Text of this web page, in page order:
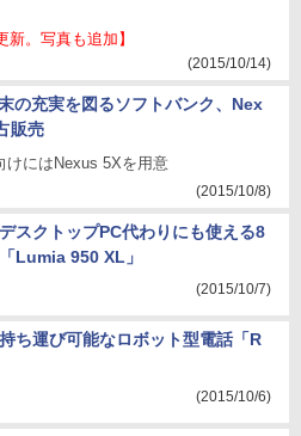
新。写真も追加】
(2015/10/14)
の充実を図るソフトバンク、Nex
販売
けにはNexus 5Xを用意
(2015/10/8)
スクトップPC代わりにも使える8
Lumia 950 XL」
(2015/10/7)
ち運び可能なロボット型電話「R
(2015/10/6)